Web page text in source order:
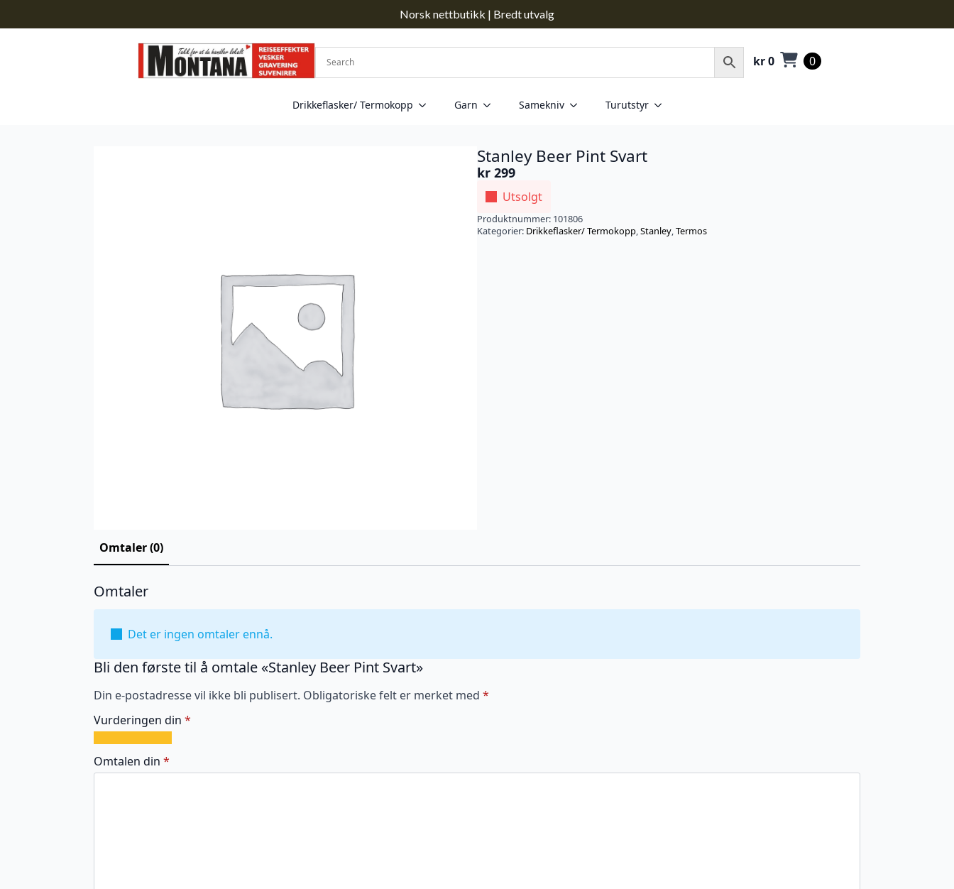
Norsk nettbutikk | Bredt utvalg
kr0 0
Drikkeflasker/ Termokopp Garn Samekniv Turutstyr
Stanley Beer Pint Svart
kr 299
Utsolgt
Produktnummer: 101806
Kategorier: Drikkeflasker/ Termokopp,Stanley,Termos
Omtaler (0)
Omtaler
Det er ingen omtaler ennå.
Bli den første til å omtale «Stanley Beer Pint Svart»
Din e-postadresse vil ikke bli publisert. Obligatoriske felt er merket med *
Vurderingen din *
av
5
av
5
av
5
av
5
av
5
Omtalen din *